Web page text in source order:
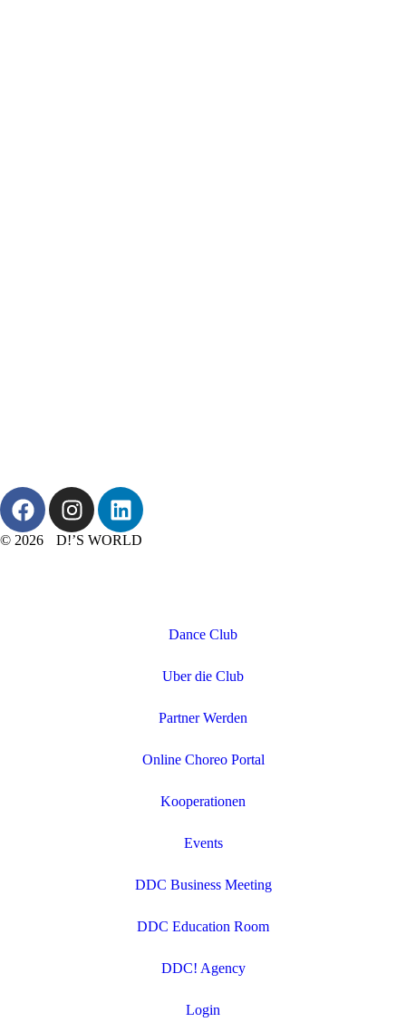
© 2026 D!’S WORLD
Dance Club
Uber die Club
Partner Werden
Online Choreo Portal
Kooperationen
Events
DDC Business Meeting
DDC Education Room
DDC! Agency
Login